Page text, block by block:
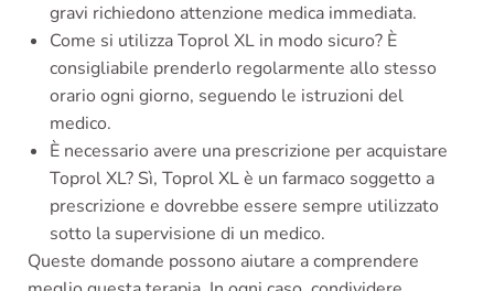
gravi richiedono attenzione medica immediata.
Come si utilizza Toprol XL in modo sicuro? È
consigliabile prenderlo regolarmente allo stesso
orario ogni giorno, seguendo le istruzioni del
medico.
È necessario avere una prescrizione per acquistare
Toprol XL? Sì, Toprol XL è un farmaco soggetto a
prescrizione e dovrebbe essere sempre utilizzato
sotto la supervisione di un medico.
Queste domande possono aiutare a comprendere